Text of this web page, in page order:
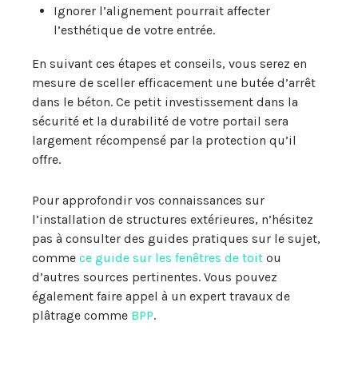
Ignorer l’alignement pourrait affecter
l’esthétique de votre entrée.
En suivant ces étapes et conseils, vous serez en
mesure de sceller efficacement une butée d’arrêt
dans le béton. Ce petit investissement dans la
sécurité et la durabilité de votre portail sera
largement récompensé par la protection qu’il
offre.
Pour approfondir vos connaissances sur
l’installation de structures extérieures, n’hésitez
pas à consulter des guides pratiques sur le sujet,
comme ce guide sur les fenêtres de toit ou
d’autres sources pertinentes. Vous pouvez
également faire appel à un expert travaux de
plâtrage comme BPP.